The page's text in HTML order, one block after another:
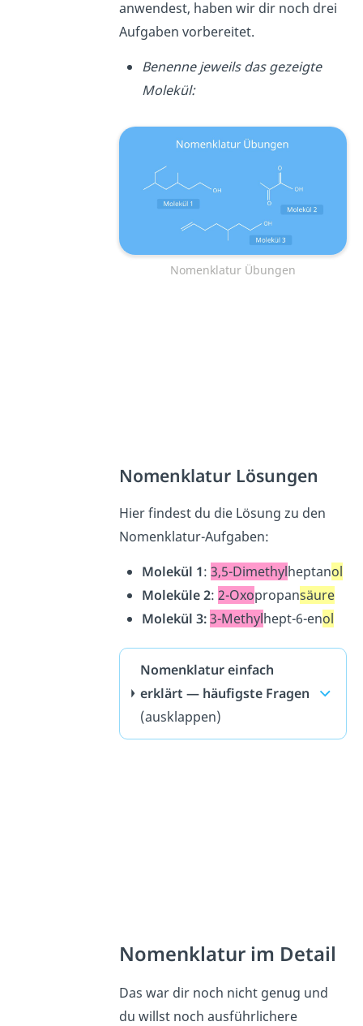
anwendest, haben wir dir noch drei
Aufgaben vorbereitet.
Benenne jeweils das gezeigte
Molekül:
Nomenklatur Übungen
Nomenklatur Lösungen
Hier findest du die Lösung zu den
Nomenklatur-Aufgaben:
Molekül 1:3,5-Dimethylheptanol
Moleküle 2:2-Oxopropansäure
Molekül 3:3-Methylhept-6-enol
Nomenklatur einfach
erklärt — häufigste Fragen
(ausklappen)
Nomenklatur im Detail
Das war dir noch nicht genug und
du willst noch ausführlichere